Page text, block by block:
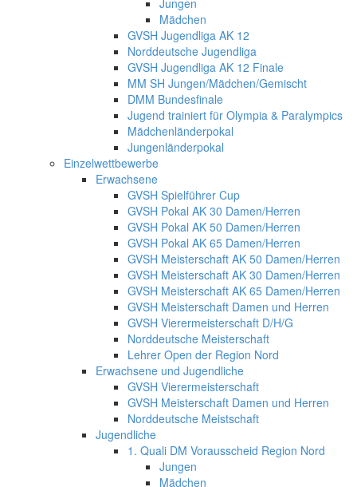
Jungen
Mädchen
GVSH Jugendliga AK 12
Norddeutsche Jugendliga
GVSH Jugendliga AK 12 Finale
MM SH Jungen/Mädchen/Gemischt
DMM Bundesfinale
Jugend trainiert für Olympia & Paralympics
Mädchenländerpokal
Jungenländerpokal
Einzelwettbewerbe
Erwachsene
GVSH Spielführer Cup
GVSH Pokal AK 30 Damen/Herren
GVSH Pokal AK 50 Damen/Herren
GVSH Pokal AK 65 Damen/Herren
GVSH Meisterschaft AK 50 Damen/Herren
GVSH Meisterschaft AK 30 Damen/Herren
GVSH Meisterschaft AK 65 Damen/Herren
GVSH Meisterschaft Damen und Herren
GVSH Vierermeisterschaft D/H/G
Norddeutsche Meisterschaft
Lehrer Open der Region Nord
Erwachsene und Jugendliche
GVSH Vierermeisterschaft
GVSH Meisterschaft Damen und Herren
Norddeutsche Meistschaft
Jugendliche
1. Quali DM Vorausscheid Region Nord
Jungen
Mädchen